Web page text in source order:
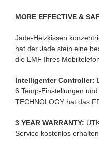
MORE EFFECTIVE &
Jade-Heizkissen
hat der Jade stein eine
die EMF Ihres
Intelligenter Controller:
6 Temp-Einstellungen
TECHNOLOGY hat das
3 YEAR WARRANTY:
Service kostenlos